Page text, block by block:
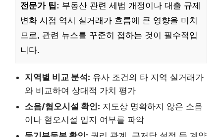
전문가 팁: 부동산 관련 세법 개정이나 대출 규제
변화 시점 역시 실거래가 흐름에 큰 영향을 미치
므로, 관련 뉴스를 꾸준히 접하는 것이 필수적입
니다.
지역별 비교 분석: 유사 조건의 타 지역 실거래가
와 비교하여 상대적 가치 평가
소음/혐오시설 확인: 지도상 명확하지 않은 소음
이나 혐오시설 입지 여부를 파악